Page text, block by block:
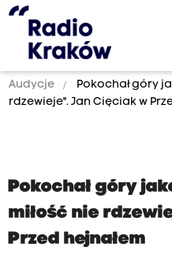
Audycje
Pokochał góry
rdzewieje". Jan Cięciak w
Pokochał góry
miłość nie
Przed hejnałem